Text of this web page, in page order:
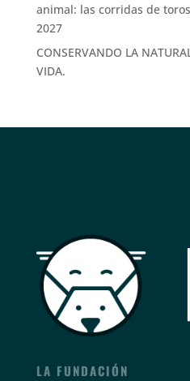
animal: las corridas de
2027
CONSERVANDO LA
VIDA.
LA FUNDACIÓN